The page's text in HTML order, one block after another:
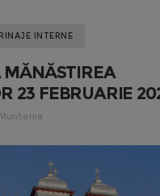
INTERNE
MĂNĂSTIREA
23 FEBRUARIE
Muntenia